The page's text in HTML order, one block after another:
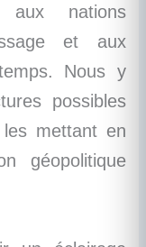
aux nations
et aux
Nous y
possibles
mettant en
géopolitique